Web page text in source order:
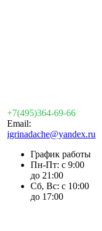
+7(495)364-69-66
Email:
igrinadache@yandex.ru
График работы
Пн-Пт: с 9:00
до 21:00
Сб, Вс: с 10:00
до 17:00